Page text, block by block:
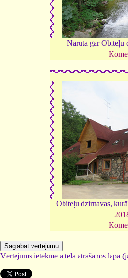
Narūta gar Obiteļu
Obiteļu dzirnavas,
Vērtējums ietekmē attēla atrašanos lapā